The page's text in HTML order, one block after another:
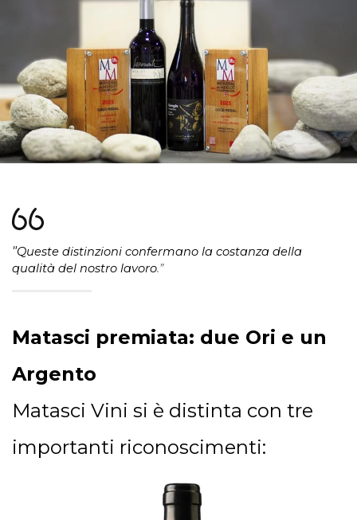
"Queste distinzioni confermano la costanza della
qualità del nostro lavoro.”
Matasci premiata: due Ori e un
Argento
Matasci Vini si è distinta con tre
importanti riconoscimenti: